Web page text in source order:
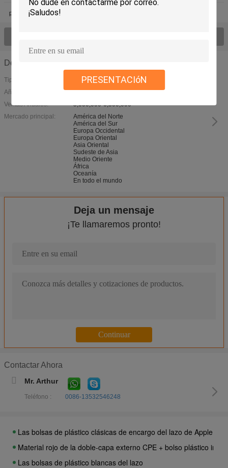
PRESENTACIóN
película plástica impresa
Detalles de la empresa
Tipo de negocio:
Año de fundación:
2003
Ventas Anuales:
5,000,000-6,500,000
Mercado principal:
América del Norte
América del Sur
Europa Occidental
Europa Oriental
Asia Oriental
Sudeste de Asia
Medio Oriente
África
Oceanía
En todo el mundo
Deja un mensaje
¡Te llamaremos pronto!
Contactar Ahora
Mr. Arthur
Teléfono : 0086-13532546248
Bolso portátil de impresión de encargo del Humidor del
Bolsas de empaquetado hidratantes de la bolsa de plástico del
El bolso del cigarro del LDPE de Brown con el Humidor
Bolsos anticorrosivos del Humidor del cigarro para la
las bolsas de plástico impresas coloridas largas de la
Bolsos del Humidor de TABACALERA para el tabaco con la
Bolsos que se puede volver a sellar del cigarro de la
Las bolsas de plástico clásicas de encargo del lazo de Apple
Material rojo de la doble-capa externo CPE + bolso plástico
Las bolsas de plástico blancas del lazo